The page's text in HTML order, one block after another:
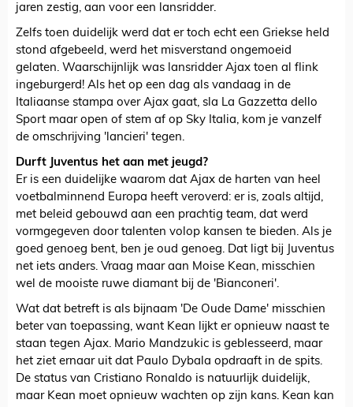
jaren zestig, aan voor een lansridder.
Zelfs toen duidelijk werd dat er toch echt een Griekse held
stond afgebeeld, werd het misverstand ongemoeid
gelaten. Waarschijnlijk was lansridder Ajax toen al flink
ingeburgerd! Als het op een dag als vandaag in de
Italiaanse stampa over Ajax gaat, sla La Gazzetta dello
Sport maar open of stem af op Sky Italia, kom je vanzelf
de omschrijving 'lancieri' tegen.
Durft Juventus het aan met jeugd?
Er is een duidelijke waarom dat Ajax de harten van heel
voetbalminnend Europa heeft veroverd: er is, zoals altijd,
met beleid gebouwd aan een prachtig team, dat werd
vormgegeven door talenten volop kansen te bieden. Als je
goed genoeg bent, ben je oud genoeg. Dat ligt bij Juventus
net iets anders. Vraag maar aan Moise Kean, misschien
wel de mooiste ruwe diamant bij de 'Bianconeri'.
Wat dat betreft is als bijnaam 'De Oude Dame' misschien
beter van toepassing, want Kean lijkt er opnieuw naast te
staan tegen Ajax. Mario Mandzukic is geblesseerd, maar
het ziet ernaar uit dat Paulo Dybala opdraaft in de spits.
De status van Cristiano Ronaldo is natuurlijk duidelijk,
maar Kean moet opnieuw wachten op zijn kans. Kean kan